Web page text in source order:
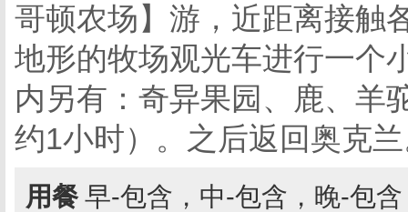
哥顿农场】游，近距离接触
地形的牧场观光车进行一个
内另有：奇异果园、鹿、羊
约1小时）。之后返回奥克
用餐 早-包含，中-包含，晚-包